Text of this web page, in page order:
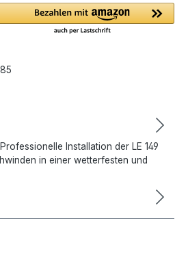
Installation der LE 149
in einer wetterfesten und